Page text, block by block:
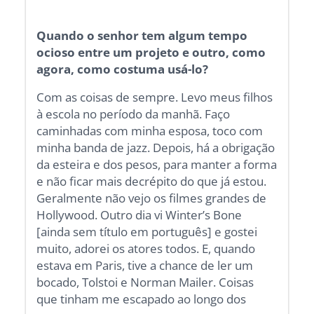
Quando o senhor tem algum tempo
ocioso entre um projeto e outro, como
agora, como costuma usá-lo?
Com as coisas de sempre. Levo meus filhos
à escola no período da manhã. Faço
caminhadas com minha esposa, toco com
minha banda de jazz. Depois, há a obrigação
da esteira e dos pesos, para manter a forma
e não ficar mais decrépito do que já estou.
Geralmente não vejo os filmes grandes de
Hollywood. Outro dia vi Winter’s Bone
[ainda sem título em português] e gostei
muito, adorei os atores todos. E, quando
estava em Paris, tive a chance de ler um
bocado, Tolstoi e Norman Mailer. Coisas
que tinham me escapado ao longo dos